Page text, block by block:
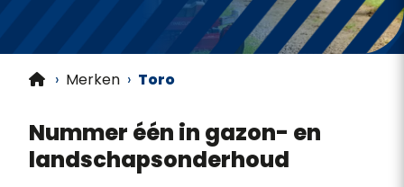
› Merken › Toro
Nummer één in gazon- en
landschapsonderhoud